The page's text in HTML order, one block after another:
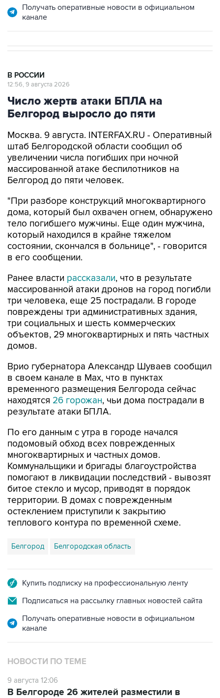
Получать оперативные новости в официальном
канале
В РОССИИ
12:56, 9 августа 2026
Число жертв атаки БПЛА на
Белгород выросло до пяти
Москва. 9 августа. INTERFAX.RU - Оперативный
штаб Белгородской области сообщил об
увеличении числа погибших при ночной
массированной атаке беспилотников на
Белгород до пяти человек.
"При разборе конструкций многоквартирного
дома, который был охвачен огнем, обнаружено
тело погибшего мужчины. Еще один мужчина,
который находился в крайне тяжелом
состоянии, скончался в больнице", - говорится
в его сообщении.
Ранее власти рассказали, что в результате
массированной атаки дронов на город погибли
три человека, еще 25 пострадали. В городе
повреждены три административных здания,
три социальных и шесть коммерческих
объектов, 29 многоквартирных и пять частных
домов.
Врио губернатора Александр Шуваев сообщил
в своем канале в Мах, что в пунктах
временного размещения Белгорода сейчас
находятся 26 горожан, чьи дома пострадали в
результате атаки БПЛА.
По его данным с утра в городе начался
подомовый обход всех поврежденных
многоквартирных и частных домов.
Коммунальщики и бригады благоустройства
помогают в ликвидации последствий - вывозят
битое стекло и мусор, приводят в порядок
территории. В домах с поврежденным
остеклением приступили к закрытию
теплового контура по временной схеме.
Белгород Белгородская область
Купить подписку на профессиональную ленту
Подписаться на рассылку главных новостей сайта
Получать оперативные новости в официальном
канале
НОВОСТИ ПО ТЕМЕ
9 августа 12:06
В Белгороде 26 жителей разместили в